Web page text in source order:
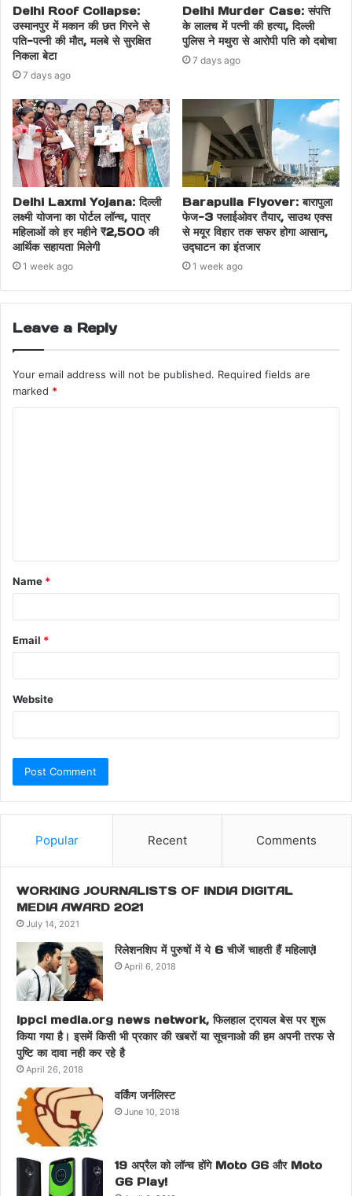
Delhi Roof Collapse:
उस्मानपुर में मकान की छत गिरने से
पति-पत्नी की मौत, मलबे से सुरक्षित
निकला बेटा
7 days ago
Delhi Murder Case: संपत्ति
के लालच में पत्नी की हत्या, दिल्ली
पुलिस ने मथुरा से आरोपी पति को दबोचा
7 days ago
Delhi Laxmi Yojana: दिल्ली
लक्ष्मी योजना का पोर्टल लॉन्च, पात्र
महिलाओं को हर महीने ₹2,500 की
आर्थिक सहायता मिलेगी
1 week ago
Barapulla Flyover: बारापुला
फेज-3 फ्लाईओवर तैयार, साउथ एक्स
से मयूर विहार तक सफर होगा आसान,
उद्घाटन का इंतजार
1 week ago
Leave a Reply
Your email address will not be published. Required fields are
marked *
Name *
Email *
Website
Popular Recent Comments
WORKING JOURNALISTS OF INDIA DIGITAL
MEDIA AWARD 2021
July 14, 2021
रिलेशनशिप में पुरुषों में ये 6 चीजें चाहती हैं महिलाएं!
April 6, 2018
ippci media.org news network, फिलहाल ट्रायल बेस पर शुरू
किया गया है। इसमें किसी भी प्रकार की खबरों या सूचनाओ की हम अपनी तरफ से
पुष्टि का दावा नही कर रहे है
April 26, 2018
वर्किंग जर्नलिस्ट
June 10, 2018
19 अप्रैल को लॉन्च होंगे Moto G6 और Moto
G6 Play!